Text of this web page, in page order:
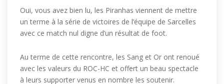
Oui, vous avez bien lu, les Piranhas viennent de mettre
un terme à la série de victoires de l’équipe de Sarcelles
avec ce match nul digne d’un résultat de foot.
Au terme de cette rencontre, les Sang et Or ont renoué
avec les valeurs du ROC-HC et offert un beau spectacle
à leurs supporter venus en nombre les soutenir.